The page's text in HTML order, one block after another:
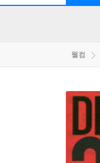
웰컴